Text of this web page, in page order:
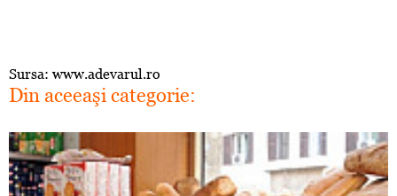
Sursa: www.adevarul.ro
Din aceeaşi categorie: